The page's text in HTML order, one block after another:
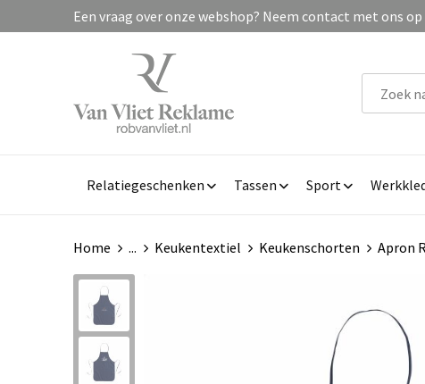
Een vraag over onze webshop? Neem contact met ons
Relatiegeschenken Tassen Sport
Home ... Keukentextiel Keukenschorten Apron